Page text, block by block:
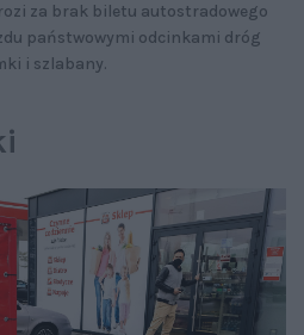
za brak biletu autostradowego
państwowymi odcinkami dróg
i szlabany.